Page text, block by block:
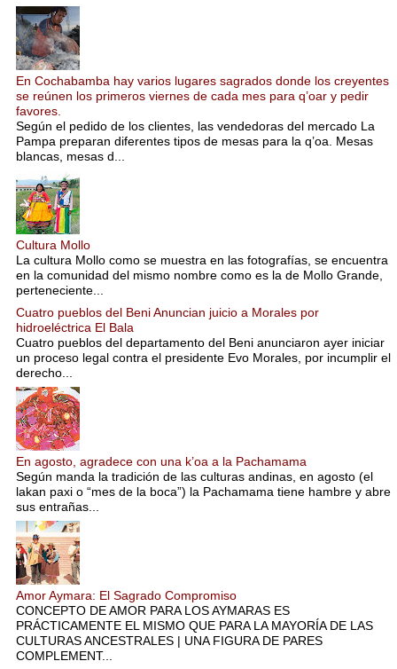
En Cochabamba hay varios lugares sagrados donde los creyentes
se reúnen los primeros viernes de cada mes para q’oar y pedir
favores.
Según el pedido de los clientes, las vendedoras del mercado La
Pampa preparan diferentes tipos de mesas para la q’oa. Mesas
blancas, mesas d...
Cultura Mollo
La cultura Mollo como se muestra en las fotografías, se encuentra
en la comunidad del mismo nombre como es la de Mollo Grande,
perteneciente...
Cuatro pueblos del Beni Anuncian juicio a Morales por
hidroeléctrica El Bala
Cuatro pueblos del departamento del Beni anunciaron ayer iniciar
un proceso legal contra el presidente Evo Morales, por incumplir el
derecho...
En agosto, agradece con una k’oa a la Pachamama
Según manda la tradición de las culturas andinas, en agosto (el
lakan paxi o “mes de la boca”) la Pachamama tiene hambre y abre
sus entrañas...
Amor Aymara: El Sagrado Compromiso
CONCEPTO DE AMOR PARA LOS AYMARAS ES
PRÁCTICAMENTE EL MISMO QUE PARA LA MAYORÍA DE LAS
CULTURAS ANCESTRALES | UNA FIGURA DE PARES
COMPLEMENT...